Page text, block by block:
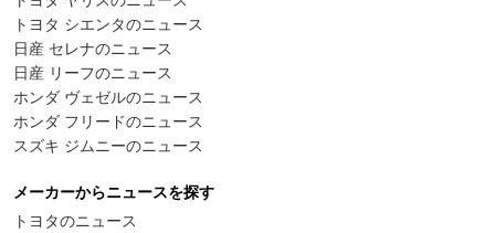
トヨタ シエンタのニュース
日産 セレナのニュース
日産 リーフのニュース
ホンダ ヴェゼルのニュース
ホンダ フリードのニュース
スズキ ジムニーのニュース
メーカーからニュースを探す
トヨタのニュース